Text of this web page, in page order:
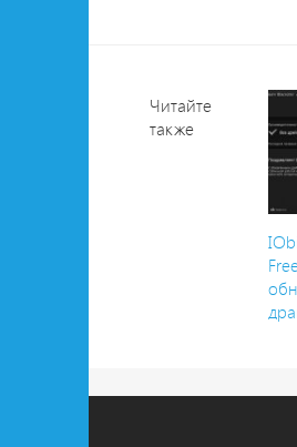
Читайте
также